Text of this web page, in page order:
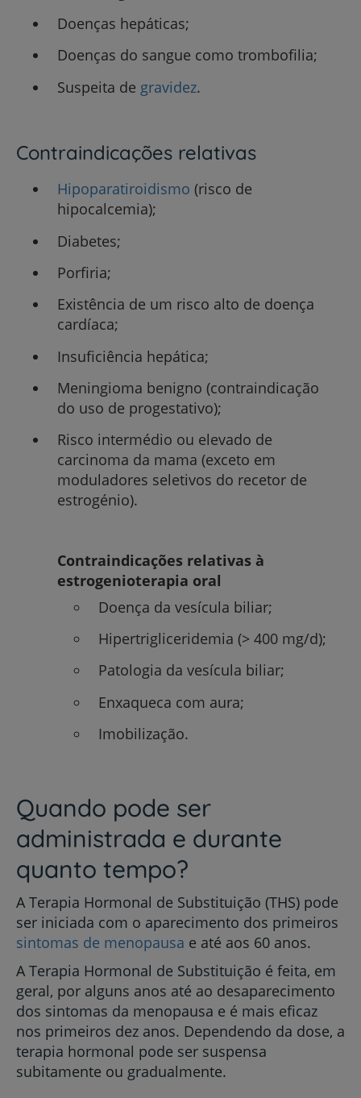
Doenças hepáticas;
Doenças do sangue como trombofilia;
Suspeita de gravidez.
Contraindicações relativas
Hipoparatiroidismo (risco de
hipocalcemia);
Diabetes;
Porfiria;
Existência de um risco alto de doença
cardíaca;
Insuficiência hepática;
Meningioma benigno (contraindicação
do uso de progestativo);
Risco intermédio ou elevado de
carcinoma da mama (exceto em
moduladores seletivos do recetor de
estrogénio).
Contraindicações relativas à
estrogenioterapia oral
Doença da vesícula biliar;
Hipertrigliceridemia (> 400 mg/d);
Patologia da vesícula biliar;
Enxaqueca com aura;
Imobilização.
Quando pode ser
administrada e durante
quanto tempo?
A Terapia Hormonal de Substituição (THS) pode
ser iniciada com o aparecimento dos primeiros
sintomas de menopausa e até aos 60 anos.
A Terapia Hormonal de Substituição é feita, em
geral, por alguns anos até ao desaparecimento
dos sintomas da menopausa e é mais eficaz
nos primeiros dez anos. Dependendo da dose, a
terapia hormonal pode ser suspensa
subitamente ou gradualmente.